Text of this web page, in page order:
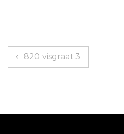
Bericht
navigatie
820 visgraat 3